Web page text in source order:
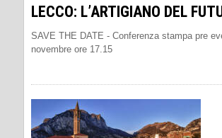
LECCO: L’ARTIGIANO DEL
SAVE THE DATE - Conferenza stampa pre
novembre ore 17.15